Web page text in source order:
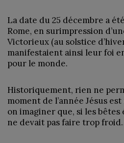
La date du 25 décembre a
Rome, en surimpression
Victorieux (au solstice
manifestaient ainsi leur foi
pour le monde.
Historiquement, rien ne
moment de l’année Jésus
on imaginer que, si les
ne devait pas faire trop